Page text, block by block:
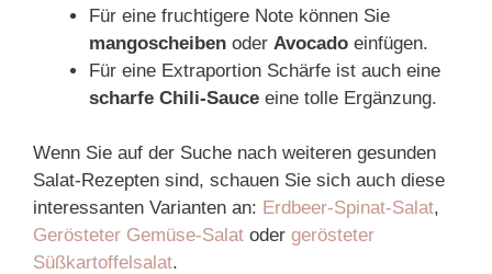
Für eine fruchtigere Note können Sie
mangoscheiben oder Avocado einfügen.
Für eine Extraportion Schärfe ist auch eine
scharfe Chili-Sauce eine tolle Ergänzung.
Wenn Sie auf der Suche nach weiteren gesunden
Salat-Rezepten sind, schauen Sie sich auch diese
interessanten Varianten an: Erdbeer-Spinat-Salat,
Gerösteter Gemüse-Salat oder gerösteter
Süßkartoffelsalat.